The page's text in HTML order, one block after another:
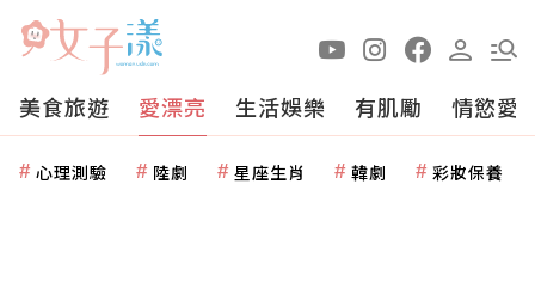
美食旅遊 愛漂亮 生活娛樂 有肌勵 情慾愛
心理測驗 陸劇 星座生肖 韓劇 彩妝保養